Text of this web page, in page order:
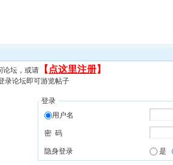
论坛，或请 【 点这里注册】
录论坛即可游览帖子
登录
用户名
密 码
隐身登录 是